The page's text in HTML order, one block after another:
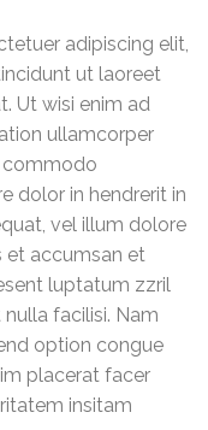
adipiscing elit,
ut laoreet
Ut wisi enim ad
ullamcorper
commodo
dolor in hendrerit in
vel illum dolore
et accumsan et
luptatum zzril
facilisi. Nam
option congue
placerat facer
insitam